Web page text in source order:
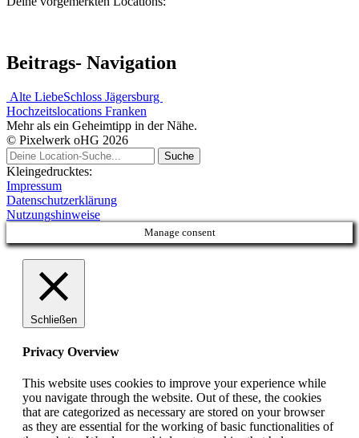
Beitrags- Navigation
Alte LiebeSchloss Jägersburg
Hochzeitslocations Franken
Mehr als ein Geheimtipp in der Nähe.
© Pixelwerk oHG 2026
Kleingedrucktes:
Impressum
Datenschutzerklärung
Nutzungshinweise
Manage consent
Schließen
Privacy Overview
This website uses cookies to improve your experience while
you navigate through the website. Out of these, the cookies
that are categorized as necessary are stored on your browser
as they are essential for the working of basic functionalities of